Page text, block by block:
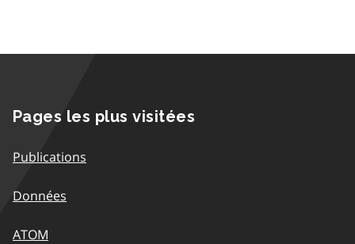
Pages les plus visitées
Publications
Données
ATOM